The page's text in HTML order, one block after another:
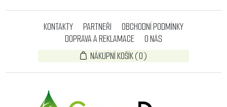
KONTAKTY PARTNEŘI
OBCHODNÍ PODMÍNKY
DOPRAVA A REKLAMACE
O NÁS
NÁKUPNÍ KOŠÍK(0)